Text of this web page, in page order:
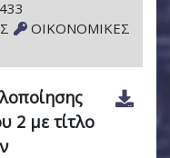
ΟΙΚΟΝΟΜΙΚΕΣ
2 με τίτλο